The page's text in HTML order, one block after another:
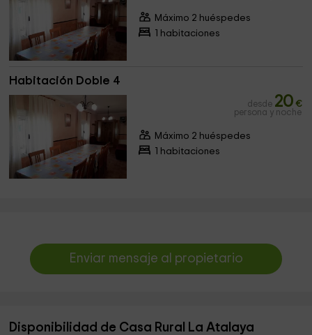
Máximo 2 huéspedes
1 habitaciones
Habitación Doble 4
desde 20 €
persona y noche
Máximo 2 huéspedes
1 habitaciones
Enviar mensaje al propietario
Disponibilidad de Casa Rural La Atalaya